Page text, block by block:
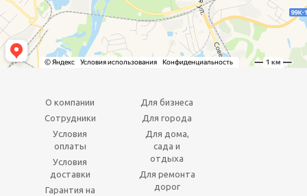
О компании
Сотрудники
Условия
оплаты
Условия
доставки
Гарантия на
Для бизнеса
Для города
Для дома,
сада и
отдыха
Для ремонта
дорог